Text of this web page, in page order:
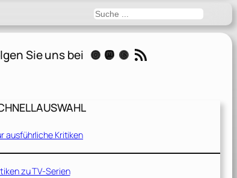
Suchen
Sie uns bei Instagram Mastodon Threads RSS-Feed
ausführliche Kritiken
zu TV-Serien